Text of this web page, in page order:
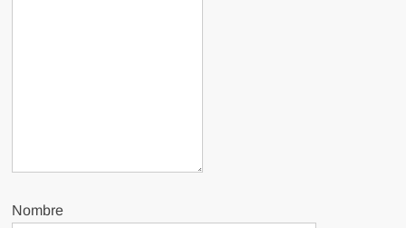
Nombre